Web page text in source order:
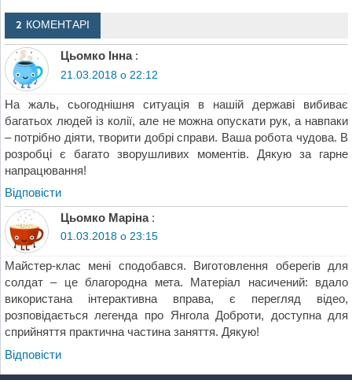
2 КОМЕНТАРІ
Цьомко Інна :
21.03.2018 о 22:12
На жаль, сьогоднішня ситуація в нашій державі вибиває
багатьох людей із колії, але не можна опускати рук, а навпаки
– потрібно діяти, творити добрі справи. Ваша робота чудова. В
розробці є багато зворушливих моментів. Дякую за гарне
напрацювання!
Відповіcти
Цьомко Маріна :
01.03.2018 о 23:15
Майстер-клас мені сподобався. Виготовлення оберегів для
солдат – це благородна мета. Матеріал насичений: вдало
використана інтерактивна вправа, є перегляд відео,
розповідається легенда про Янгола Доброти, доступна для
сприйняття практична частина заняття. Дякую!
Відповіcти